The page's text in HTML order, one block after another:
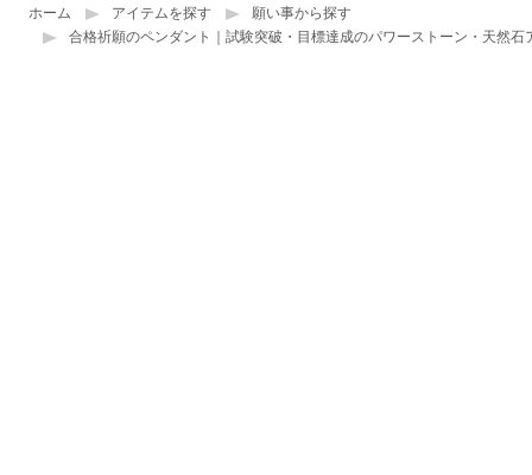
ホーム アイテムを探す
願い事から探す
合格祈願のペンダント｜試験突破・目標達成のパワーストーン・天然石